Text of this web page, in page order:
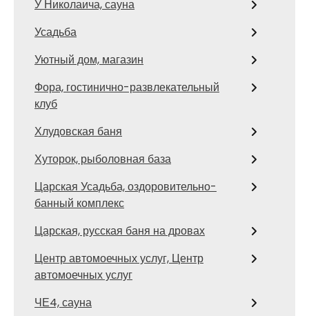
У Николаича, сауна
Усадьба
Уютный дом, магазин
Фора, гостинично-развлекательный
клуб
Хлудовская баня
Хуторок, рыболовная база
Царская Усадьба, оздоровительно-
банный комплекс
Царская, русская баня на дровах
Центр автомоечных услуг, Центр
автомоечных услуг
ЧЕ4, сауна